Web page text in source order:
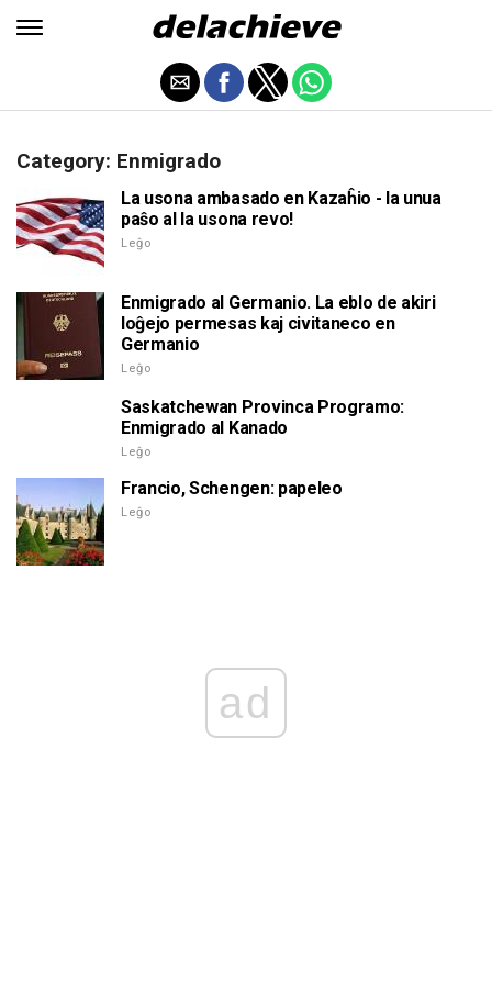
Category: Enmigrado
La usona ambasado en Kazaĥio - la unua
paŝo al la usona revo!
Leĝo
Enmigrado al Germanio. La eblo de akiri
loĝejo permesas kaj civitaneco en
Germanio
Leĝo
Saskatchewan Provinca Programo:
Enmigrado al Kanado
Leĝo
Francio, Schengen: papeleo
Leĝo
ad